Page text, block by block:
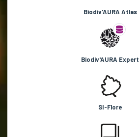
Biodiv'AURA Atlas
Biodiv'AURA Expert
SI-Flore